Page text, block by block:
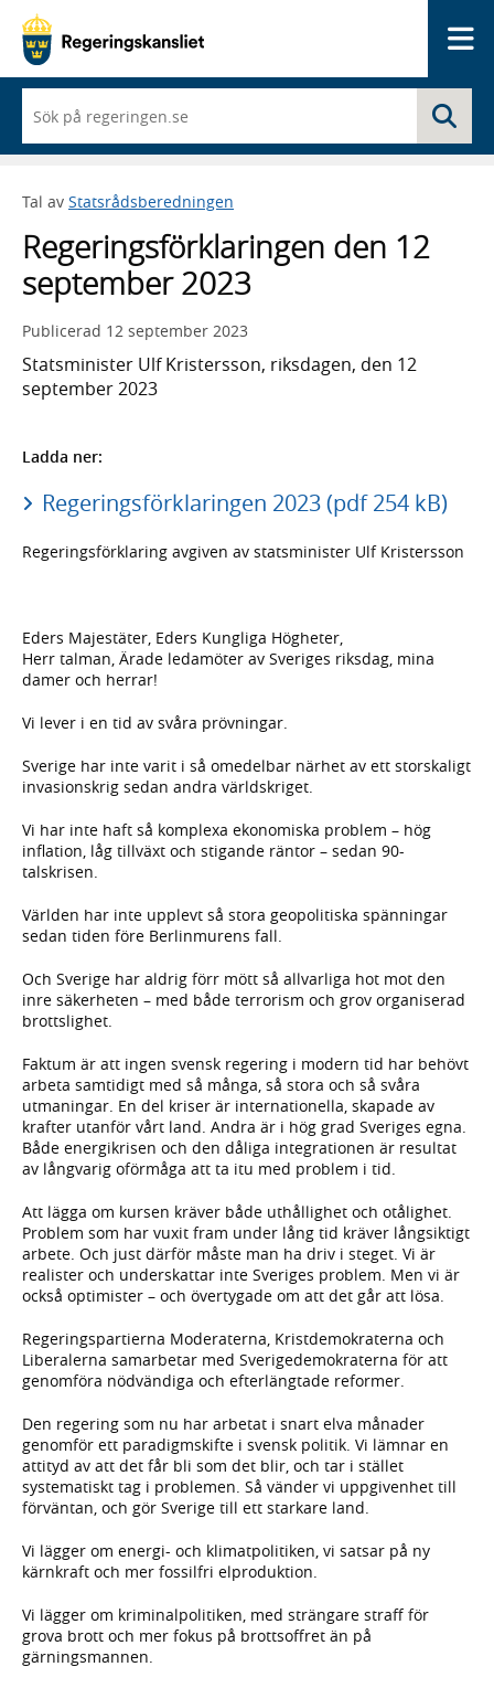
du
börjar
skriva
framträder
lista
med
sökförslag
Tal av Statsrådsberedningen
Regeringsförklaringen den 12
september 2023
Publicerad 12 september 2023
Statsminister Ulf Kristersson, riksdagen, den 12
september 2023
Ladda ner:
Regeringsförklaringen 2023 (pdf 254 kB)
Regeringsförklaring avgiven av statsminister Ulf Kristersson
Eders Majestäter, Eders Kungliga Högheter,
Herr talman, Ärade ledamöter av Sveriges riksdag, mina
damer och herrar!
Vi lever i en tid av svåra prövningar.
Sverige har inte varit i så omedelbar närhet av ett storskaligt
invasionskrig sedan andra världskriget.
Vi har inte haft så komplexa ekonomiska problem – hög
inflation, låg tillväxt och stigande räntor – sedan 90-
talskrisen.
Världen har inte upplevt så stora geopolitiska spänningar
sedan tiden före Berlinmurens fall.
Och Sverige har aldrig förr mött så allvarliga hot mot den
inre säkerheten – med både terrorism och grov organiserad
brottslighet.
Faktum är att ingen svensk regering i modern tid har behövt
arbeta samtidigt med så många, så stora och så svåra
utmaningar. En del kriser är internationella, skapade av
krafter utanför vårt land. Andra är i hög grad Sveriges egna.
Både energikrisen och den dåliga integrationen är resultat
av långvarig oförmåga att ta itu med problem i tid.
Att lägga om kursen kräver både uthållighet och otålighet.
Problem som har vuxit fram under lång tid kräver långsiktigt
arbete. Och just därför måste man ha driv i steget. Vi är
realister och underskattar inte Sveriges problem. Men vi är
också optimister – och övertygade om att det går att lösa.
Regeringspartierna Moderaterna, Kristdemokraterna och
Liberalerna samarbetar med Sverigedemokraterna för att
genomföra nödvändiga och efterlängtade reformer.
Den regering som nu har arbetat i snart elva månader
genomför ett paradigmskifte i svensk politik. Vi lämnar en
attityd av att det får bli som det blir, och tar i stället
systematiskt tag i problemen. Så vänder vi uppgivenhet till
förväntan, och gör Sverige till ett starkare land.
Vi lägger om energi- och klimatpolitiken, vi satsar på ny
kärnkraft och mer fossilfri elproduktion.
Vi lägger om kriminalpolitiken, med strängare straff för
grova brott och mer fokus på brottsoffret än på
gärningsmannen.